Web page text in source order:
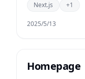
Next.js
+1
2025/5/13
Homepage